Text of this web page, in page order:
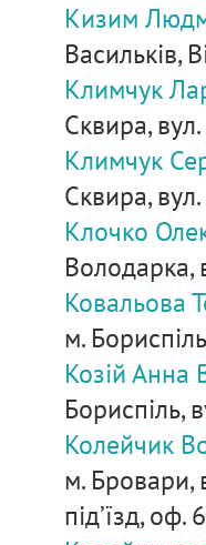
Кизим
Васильків,
Климчук
Сквира,
Климчук
Сквира,
Клочко
Володарка,
Ковальова
м.
Козій Анна
Бориспіль,
Колейчик
м. Бровари,
під’їзд, оф. 6